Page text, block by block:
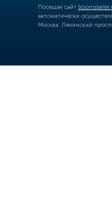
Посещая сайт
автоматически
Москва, Ленинский